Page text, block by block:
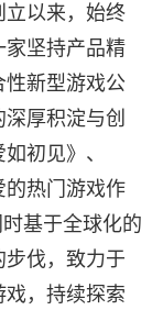
立以来，始终
家坚持产品精
新型游戏公
厚积淀与创
初见》、
的热门游戏作
基于全球化的
伐，致力于
，持续探索